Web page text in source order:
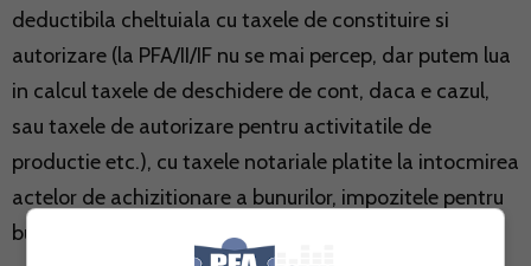
deductibila cheltuiala cu taxele de constituire si
autorizare (la PFA/II/IF nu se mai percep, dar putem lua
in calcul taxele de deschidere de cont, daca e cazul,
sau taxele de autorizare pentru activitatile de
productie etc.), cu taxele notariale platite la intocmirea
actelor de achizitionare a bunurilor, impozitele pentru
bunurile aflate in proprietatea PFA/II/IF etc.